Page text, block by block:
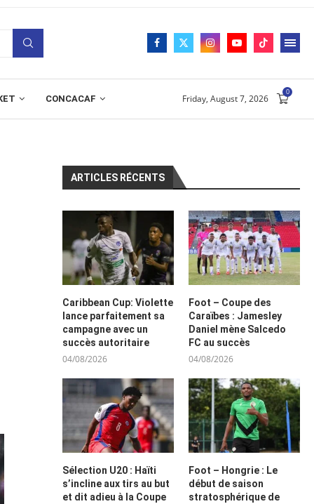
CONCACAF Friday, August 7, 2026
0
ARTICLES RÉCENTS
Caribbean Cup: Violette
lance parfaitement sa
campagne avec un
succès autoritaire
04/08/2026
Foot – Coupe des
Caraïbes : Jamesley
Daniel mène Salcedo
FC au succès
04/08/2026
Sélection U20 : Haïti
s’incline aux tirs au but
et dit adieu à la Coupe
Foot – Hongrie : Le
début de saison
stratosphérique de